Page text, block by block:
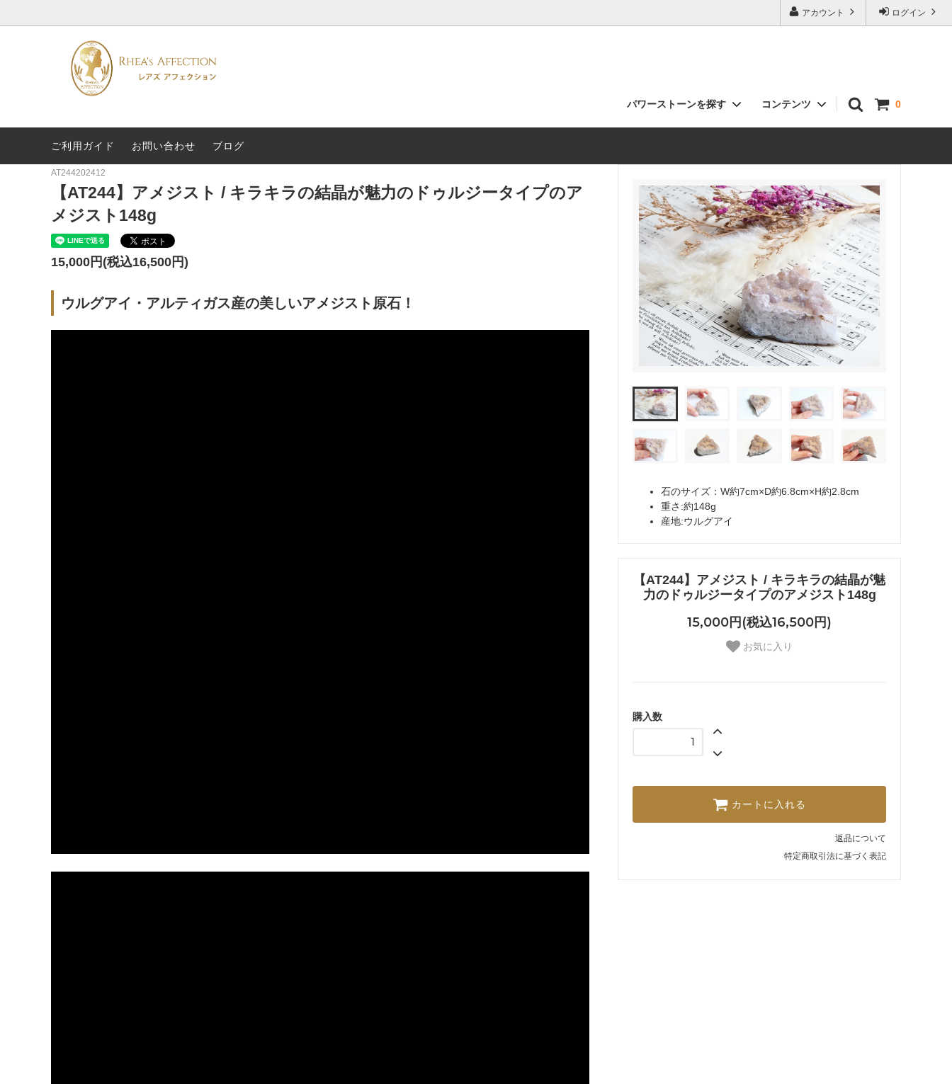
ログイン
アカウント
0
パワーストーンを探す
名前から選ぶ
浄化グッズ
コンテンツ
糸の交換
ご利用ガイド お問い合わせ ブログ
石のサイズ：W約7cm×D約6.8cm×H約2.8cm
重さ:約148g
産地:ウルグアイ
【AT244】アメジスト / キラキラの結晶が魅
力のドゥルジータイプのアメジスト148g
15,000円(税込16,500円)
お気に入り
購入数
カートに入れる
返品について
特定商取引法に基づく表記
AT244202412
【AT244】アメジスト / キラキラの結晶が魅力のドゥルジータイプのア
メジスト148g
15,000円(税込16,500円)
ウルグアイ・アルティガス産の美しいアメジスト原石！